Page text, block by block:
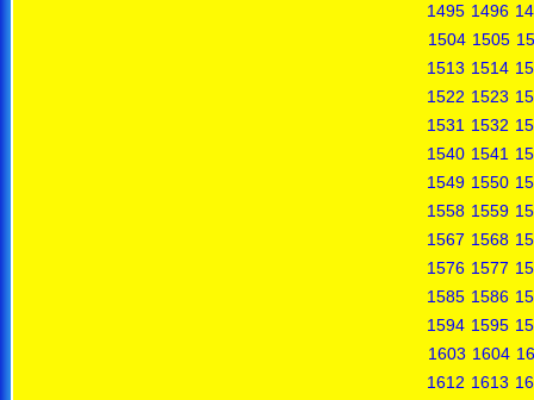
1495 1496
1504 1505
1513 1514
1522 1523
1531 1532
1540 1541
1549 1550
1558 1559
1567 1568
1576 1577
1585 1586
1594 1595
1603 1604
1612 1613